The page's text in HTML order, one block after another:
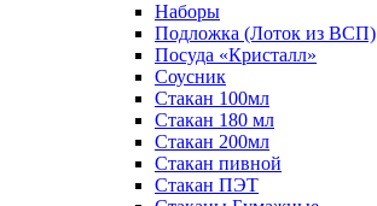
Наборы
Подложка (Лоток из ВСП)
Посуда «Кристалл»
Соусник
Стакан 100мл
Стакан 180 мл
Стакан 200мл
Стакан пивной
Стакан ПЭТ